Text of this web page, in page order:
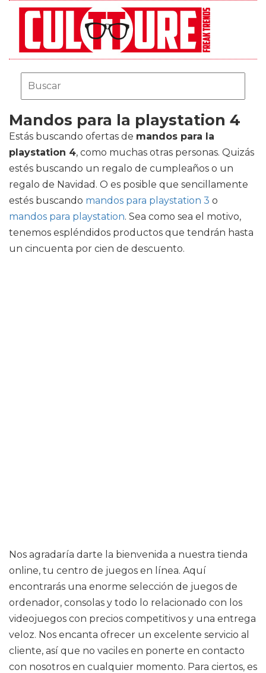
Mandos para la playstation 4
Estás buscando ofertas de mandos para la
playstation 4, como muchas otras personas. Quizás
estés buscando un regalo de cumpleaños o un
regalo de Navidad. O es posible que sencillamente
estés buscando mandos para playstation 3 o
mandos para playstation. Sea como sea el motivo,
tenemos espléndidos productos que tendrán hasta
un cincuenta por cien de descuento.
Nos agradaría darte la bienvenida a nuestra tienda
online, tu centro de juegos en línea. Aquí
encontrarás una enorme selección de juegos de
ordenador, consolas y todo lo relacionado con los
videojuegos con precios competitivos y una entrega
veloz. Nos encanta ofrecer un excelente servicio al
cliente, así que no vaciles en ponerte en contacto
con nosotros en cualquier momento. Para ciertos, es